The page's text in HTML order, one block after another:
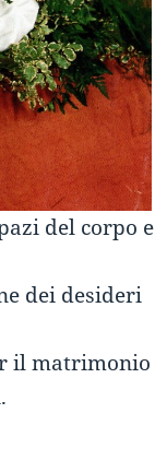
del corpo e
dei desideri
il matrimonio